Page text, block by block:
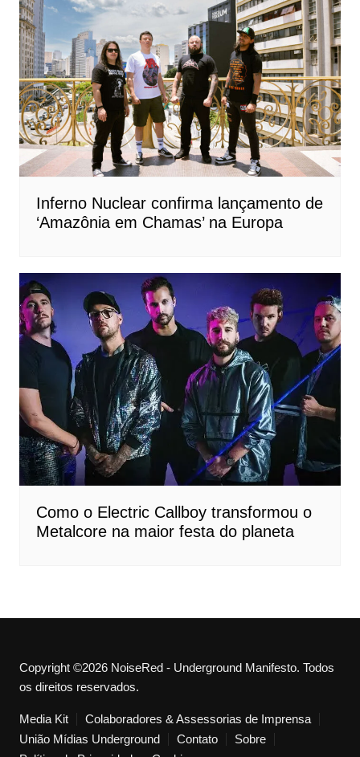
Inferno Nuclear confirma lançamento de
‘Amazônia em Chamas’ na Europa
Como o Electric Callboy transformou o
Metalcore na maior festa do planeta
Copyright ©2026 NoiseRed - Underground Manifesto. Todos
os direitos reservados.
Media Kit
Colaboradores & Assessorias de Imprensa
União Mídias Underground
Contato
Sobre